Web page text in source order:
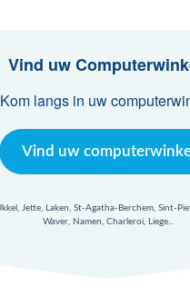
Nl
Vind uw
Kom langs in uw
Vind uw
Jette, Laken, St-Agatha-Berchem, Sint-
Waver, Namen, Charleroi, Liege...